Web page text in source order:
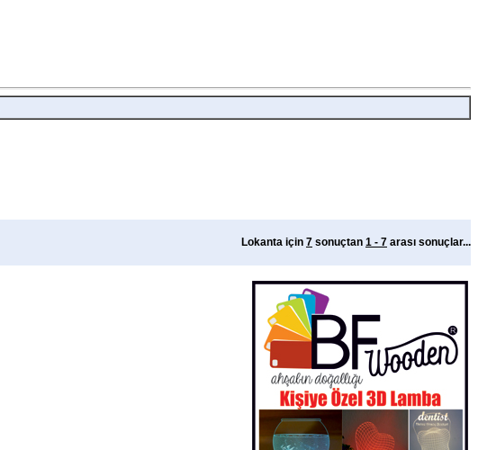
Lokanta için 7 sonuçtan 1 - 7 arası sonuçlar...